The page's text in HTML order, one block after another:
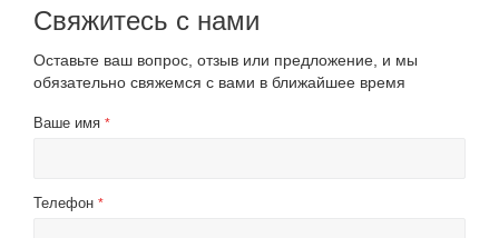
Свяжитесь с нами
Оставьте ваш вопрос, отзыв или предложение, и мы
обязательно свяжемся с вами в ближайшее время
Ваше имя *
Телефон *